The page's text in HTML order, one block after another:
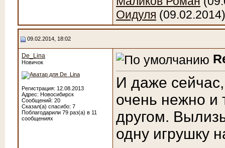
Оидуля
09.02.2014, 18:02
De_Lina
Новичок
Регистрация: 12.08.2013
Адрес: Новосибирск
Сообщений: 20
Сказал(а) спасибо: 7
Поблагодарили 79 раз(а) в 11
сообщениях
И даже
очень нежно и
другом.
одну игрушку